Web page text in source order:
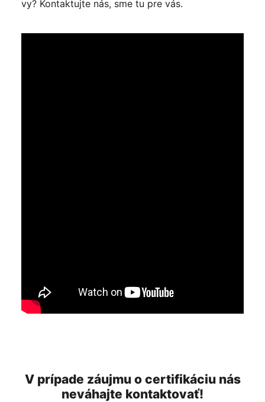
vy? Kontaktujte nás, sme tu pre vás.
V prípade záujmu o certifikáciu nás
neváhajte kontaktovať!